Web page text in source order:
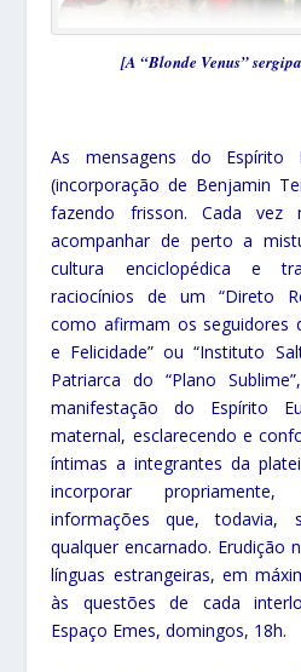
[A “Blonde Venus”
As mensagens do Espírito
(incorporação de Benjamin
fazendo frisson. Cada vez
acompanhar de perto a
cultura enciclopédica e
raciocínios de um “Direto
como afirmam os seguidores
e Felicidade” ou “Instituto
Patriarca do “Plano
manifestação do Espírito
maternal, esclarecendo e
íntimas a integrantes da
incorporar propriamente,
informações que, todavia,
qualquer encarnado. Erudição
línguas estrangeiras, em
às questões de cada
Espaço Emes, domingos, 18h.